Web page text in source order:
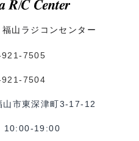
山ラジコンセンター
7505
921-7504
市東深津町3-17-12
10:00-19:00